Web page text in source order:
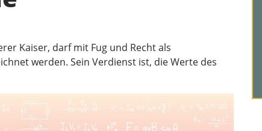
Kaiser, darf mit Fug und Recht als
werden. Sein Verdienst ist, die Werte des